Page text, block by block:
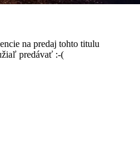
na predaj tohto titulu
predávať :-(